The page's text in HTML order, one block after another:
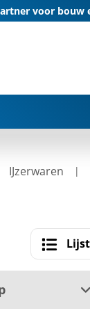
voor bouw
IJzerwaren
Lijst